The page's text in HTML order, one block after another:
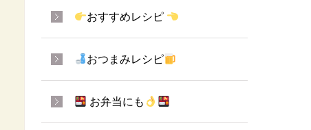
おすすめレシピ
おつまみレシピ
お弁当にも